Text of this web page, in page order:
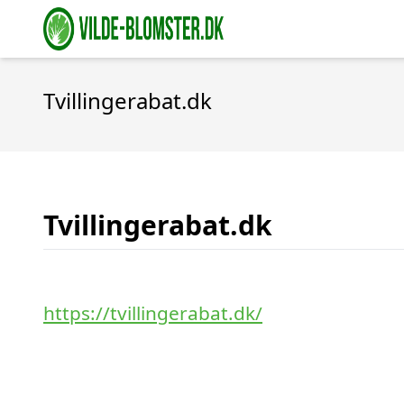
Tvillingerabat.dk
Tvillingerabat.dk
https://tvillingerabat.dk/